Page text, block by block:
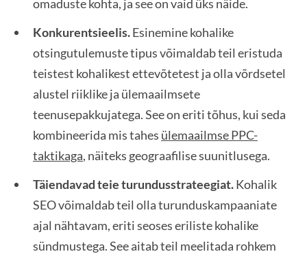
omaduste kohta, ja see on vaid üks näide.
Konkurentsieelis.Esinemine kohalike
otsingutulemuste tipus võimaldab teil eristuda
teistest kohalikest ettevõtetest ja olla võrdsetel
alustel riiklike ja ülemaailmsete
teenusepakkujatega. See on eriti tõhus, kui seda
kombineerida mis tahes ülemaailmse PPC-
taktikaga, näiteks geograafilise suunitlusega.
Täiendavad teie turundusstrateegiat.Kohalik
SEO võimaldab teil olla turunduskampaaniate
ajal nähtavam, eriti seoses eriliste kohalike
sündmustega. See aitab teil meelitada rohkem